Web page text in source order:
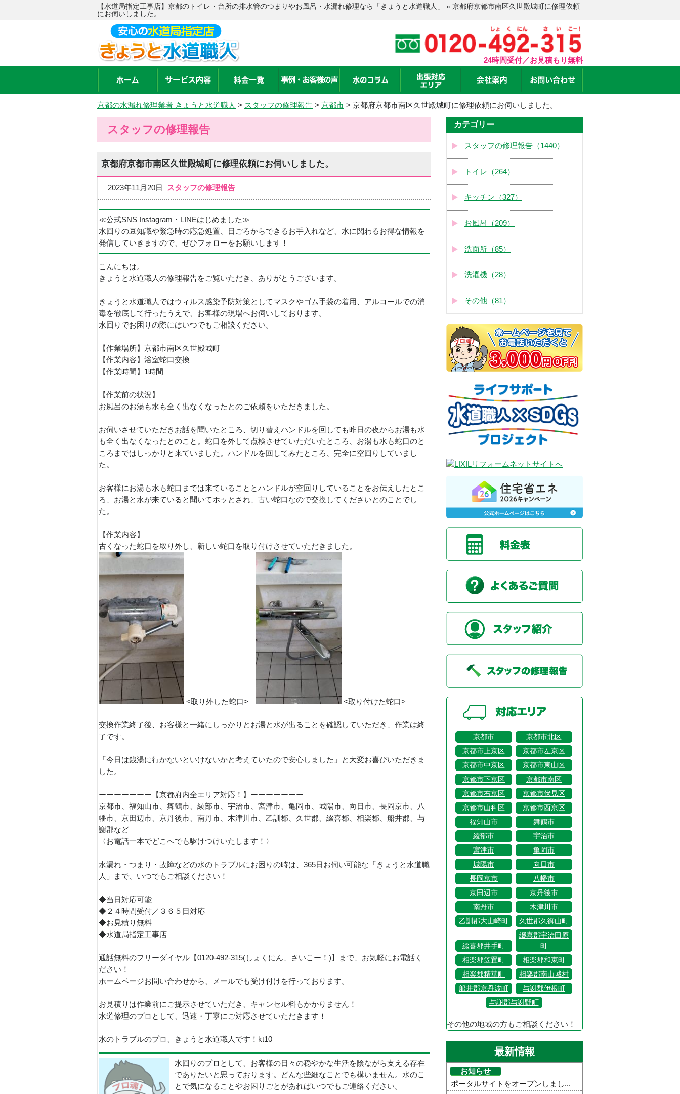
【水道局指定工事店】京都のトイレ・台所の排水管のつまりやお風呂・水漏れ修理なら「きょうと水道職人」 » 京都府京都市南区久世殿城町に修理依頼
にお伺いしました。
24時間受付／お見積もり無料
京都の水漏れ修理業者 きょうと水道職人 > スタッフの修理報告 > 京都市 > 京都府京都市南区久世殿城町に修理依頼にお伺いしました。
スタッフの修理報告
京都府京都市南区久世殿城町に修理依頼にお伺いしました。
2023年11月20日 スタッフの修理報告
≪公式SNS Instagram・LINEはじめました≫
水回りの豆知識や緊急時の応急処置、日ごろからできるお手入れなど、水に関わるお得な情報を
発信していきますので、ぜひフォローをお願いします！
こんにちは。
きょうと水道職人の修理報告をご覧いただき、ありがとうございます。
きょうと水道職人ではウィルス感染予防対策としてマスクやゴム手袋の着用、アルコールでの消
毒を徹底して行ったうえで、お客様の現場へお伺いしております。
水回りでお困りの際にはいつでもご相談ください。
【作業場所】京都市南区久世殿城町
【作業内容】浴室蛇口交換
【作業時間】1時間
【作業前の状況】
お風呂のお湯も水も全く出なくなったとのご依頼をいただきました。
お伺いさせていただきお話を聞いたところ、切り替えハンドルを回しても昨日の夜からお湯も水
も全く出なくなったとのこと。蛇口を外して点検させていただいたところ、お湯も水も蛇口のと
ころまではしっかりと来ていました。ハンドルを回してみたところ、完全に空回りしていまし
た。
お客様にお湯も水も蛇口までは来ていることとハンドルが空回りしていることをお伝えしたとこ
ろ、お湯と水が来ていると聞いてホッとされ、古い蛇口なので交換してくださいとのことでし
た。
【作業内容】
古くなった蛇口を取り外し、新しい蛇口を取り付けさせていただきました。
<取り外した蛇口> <取り付けた蛇口>
交換作業終了後、お客様と一緒にしっかりとお湯と水が出ることを確認していただき、作業は終
了です。
「今日は銭湯に行かないといけないかと考えていたので安心しました」と大変お喜びいただきま
した。
ーーーーーーー【京都府内全エリア対応！】ーーーーーーー
京都市、福知山市、舞鶴市、綾部市、宇治市、宮津市、亀岡市、城陽市、向日市、長岡京市、八
幡市、京田辺市、京丹後市、南丹市、木津川市、乙訓郡、久世郡、綴喜郡、相楽郡、船井郡、与
謝郡など
〈お電話一本でどこへでも駆けつけいたします！〉
水漏れ・つまり・故障などの水のトラブルにお困りの時は、365日お伺い可能な「きょうと水道職
人」まで、いつでもご相談ください！
◆当日対応可能
◆２４時間受付／３６５日対応
◆お見積り無料
◆水道局指定工事店
通話無料のフリーダイヤル【0120-492-315(しょくにん、さいこー！)】まで、お気軽にお電話く
ださい！
ホームページお問い合わせから、メールでも受け付けを行っております。
お見積りは作業前にご提示させていただき、キャンセル料もかかりません！
水道修理のプロとして、迅速・丁寧にご対応させていただきます！
水のトラブルのプロ、きょうと水道職人です！kt10
水回りのプロとして、お客様の日々の穏やかな生活を陰ながら支える存在
でありたいと思っております。どんな些細なことでも構いません。水のこ
とで気になることやお困りごとがあればいつでもご連絡ください。
カテゴリー
スタッフの修理報告（1440）
トイレ（264）
キッチン（327）
お風呂（209）
洗面所（85）
洗濯機（28）
その他（81）
京都市
京都市北区
京都市上京区
京都市左京区
京都市中京区
京都市東山区
京都市下京区
京都市南区
京都市右京区
京都市伏見区
京都市山科区
京都市西京区
福知山市
舞鶴市
綾部市
宇治市
宮津市
亀岡市
城陽市
向日市
長岡京市
八幡市
京田辺市
京丹後市
南丹市
木津川市
乙訓郡大山崎町
久世郡久御山町
綴喜郡井手町
綴喜郡宇治田原
町
相楽郡笠置町
相楽郡和束町
相楽郡精華町
相楽郡南山城村
船井郡京丹波町
与謝郡伊根町
与謝郡与謝野町
その他の地域の方もご相談ください！
最新情報
お知らせ
ポータルサイトをオープンしまし...